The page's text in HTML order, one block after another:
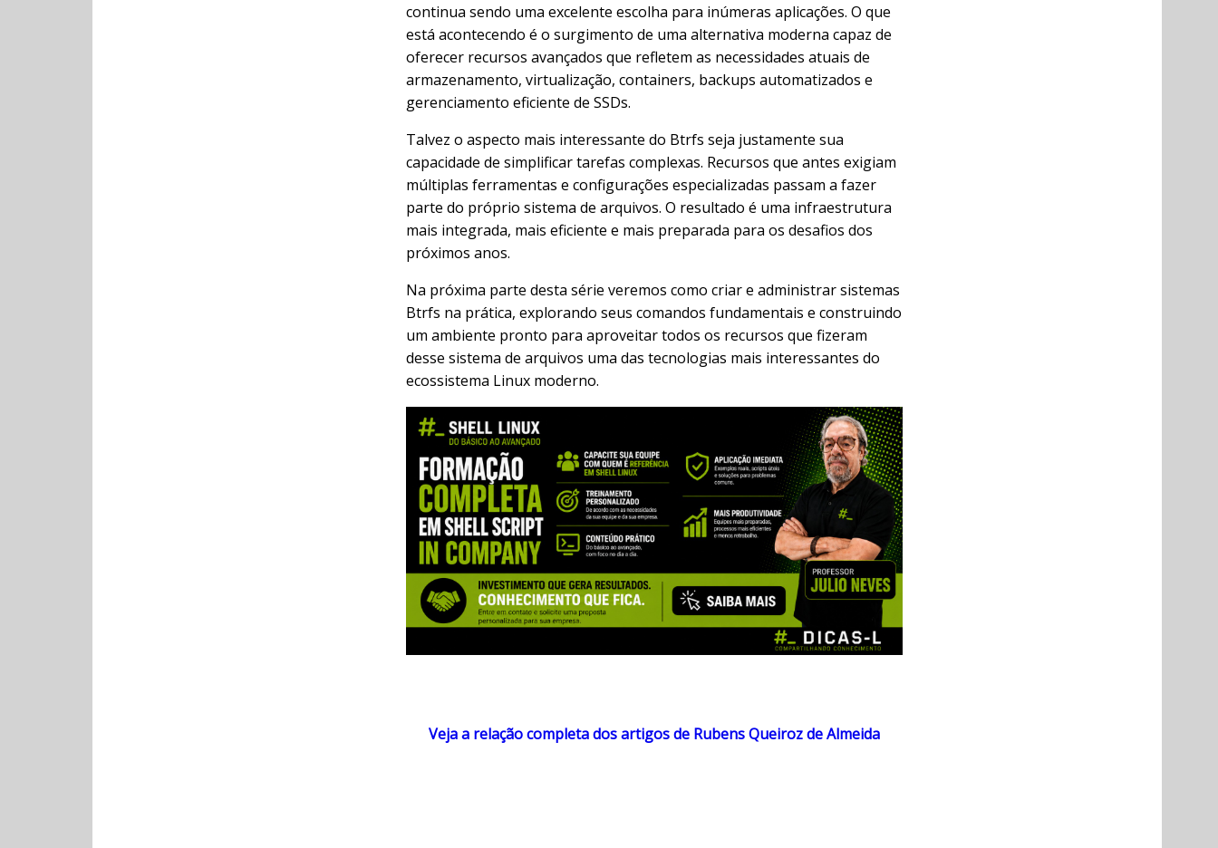
continua sendo uma excelente escolha para inúmeras aplicações. O que
está acontecendo é o surgimento de uma alternativa moderna capaz de
oferecer recursos avançados que refletem as necessidades atuais de
armazenamento, virtualização, containers, backups automatizados e
gerenciamento eficiente de SSDs.
Talvez o aspecto mais interessante do Btrfs seja justamente sua
capacidade de simplificar tarefas complexas. Recursos que antes exigiam
múltiplas ferramentas e configurações especializadas passam a fazer
parte do próprio sistema de arquivos. O resultado é uma infraestrutura
mais integrada, mais eficiente e mais preparada para os desafios dos
próximos anos.
Na próxima parte desta série veremos como criar e administrar sistemas
Btrfs na prática, explorando seus comandos fundamentais e construindo
um ambiente pronto para aproveitar todos os recursos que fizeram
desse sistema de arquivos uma das tecnologias mais interessantes do
ecossistema Linux moderno.
Veja a relação completa dos artigos de Rubens Queiroz de Almeida